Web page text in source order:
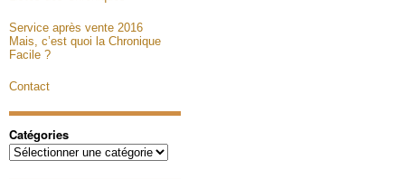
Service après vente 2016
Mais, c’est quoi la Chronique
Facile ?
Contact
Catégories
Catégories